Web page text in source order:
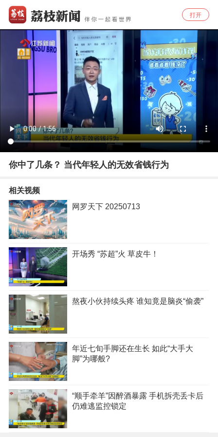
打开
你中了几条？ 当代年轻人的无效省钱行为
相关视频
网罗天下 20250713
开场秀 “苏超”火 草皮牛！
熬夜小伙持续头疼 谁知竟是脑炎“偷袭”
年近七旬手脚还在生长 如此“大手大
脚”为哪般?
“顺手牵羊”因醉酒暴露 手机拆壳丢卡后
仍难逃监控锁定